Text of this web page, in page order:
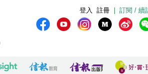
訂閱 / 續
註冊
登入